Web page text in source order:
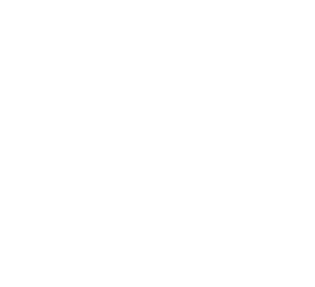
Toscana Igt
Vento Brunello Di